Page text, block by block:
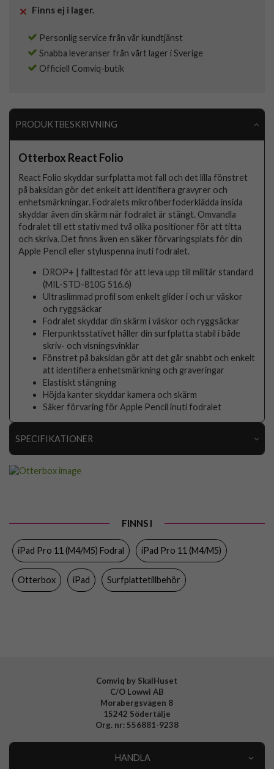
Finns ej i lager.
Personlig service från vår kundtjänst
Snabba leveranser från vårt lager i Sverige
Officiell Comviq-butik
PRODUKTBESKRIVNING
Otterbox React Folio
React Folio skyddar surfplatta mot fall och det lilla fönstret
på baksidan gör det enkelt att identifiera gravyrer och
enhetsmärkningar. Fodralets mikrofiberfoderklädda insida
skyddar även din skärm när fodralet är stängt. Omvandla
fodralet till ett stativ med två olika positioner för att titta
och skriva. Det finns även en säker förvaringsplats för din
Apple Pencil eller styluspenna inuti fodralet.
DROP+ | falltestad för att leva upp till militär standard
(MIL-STD-810G 516.6)
Ultraslimmad profil som enkelt glider i och ur väskor
och ryggsäckar
Fodralet skyddar din skärm i väskor och ryggsäckar
Flerpunktsstativet håller din surfplatta stabil i både
skriv- och visningsvinklar
Fönstret på baksidan gör att det går snabbt och enkelt
att identifiera enhetsmärkning och graveringar
Elastiskt stängning
Höjda kanter skyddar kamera och skärm
Säker förvaring för Apple Pencil inuti fodralet
SPECIFIKATIONER
Pennhållare, Stativfunktion
Färg
Material Hårdplast (PC), Mjukplast (TPU), PU (Polyuretan)
Varumärke
FINNS I
iPad Pro 11 (M4/M5) Fodral iPad Pro 11 (M4/M5)
Otterbox iPad Surfplattetillbehör
Comviq by SkalHuset
C/O Lowwi AB
Morabergsvägen 8
15242 Södertälje
Org. nr: 556881-9238
HANDLA